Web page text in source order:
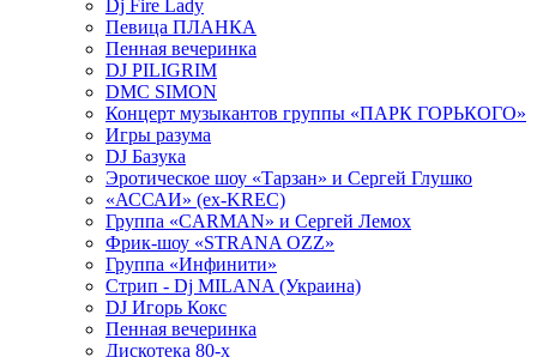
Dj Fire Lady
Певица ПЛАНКА
Пенная вечеринка
DJ PILIGRIM
DMC SIMON
Концерт музыкантов группы «ПАРК ГОРЬКОГО»
Игры разума
DJ Базука
Эротическое шоу «Тарзан» и Сергей Глушко
«АССАИ» (ex-KREC)
Группа «CARMAN» и Сергей Лемох
Фрик-шоу «STRANA OZZ»
Группа «Инфинити»
Стрип - Dj MILANA (Украина)
DJ Игорь Кокс
Пенная вечеринка
Дискотека 80-х